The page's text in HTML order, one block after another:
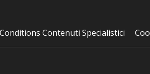
Contenuti Specialistici